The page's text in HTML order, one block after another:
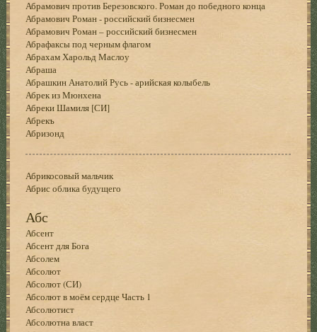
Абрамович против Березовского. Роман до победного конца
Абрамович Роман - российский бизнесмен
Абрамович Роман – российский бизнесмен
Абрафаксы под черным флагом
Абрахам Харольд Маслоу
Абраша
Абрашкин Анатолий Русь - арийская колыбель
Абрек из Мюнхена
Абреки Шамиля [СИ]
Абрекъ
Абризонд
Абрикосовый мальчик
Абрис облика будущего
Абс
Абсент
Абсент для Бога
Абсолем
Абсолют
Абсолют (СИ)
Абсолют в моём сердце Часть 1
Абсолютист
Абсолютна власт